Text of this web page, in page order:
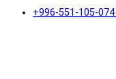
+996-551-105-